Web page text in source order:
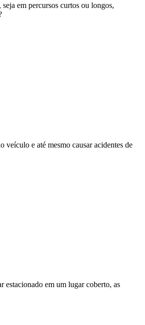
em percursos curtos ou longos,
veículo e até mesmo causar acidentes de
estacionado em um lugar coberto, as